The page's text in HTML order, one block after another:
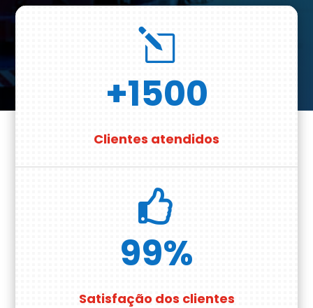
l
+1500
Clientes atendidos

99%
Satisfação dos clientes